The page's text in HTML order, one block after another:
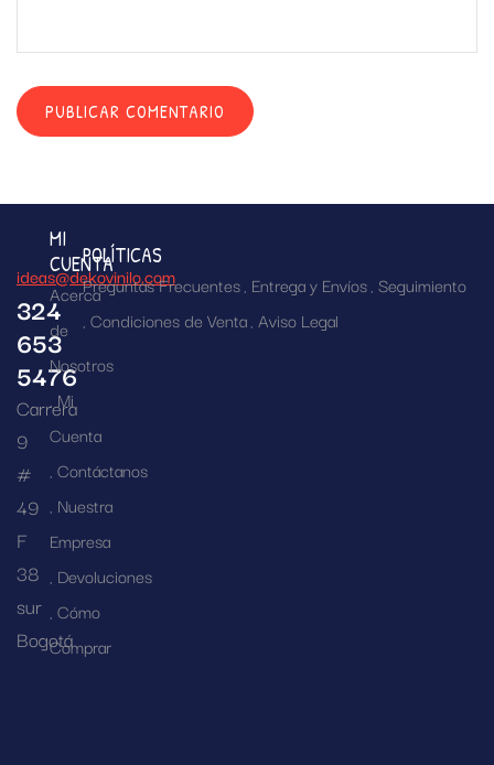
ideas@dekovinilo.com
324
653
5476
Carrera
9
#
49
F
38
sur
Bogotá
MI
CUENTA
Acerca
de
Nosotros
Mi
Cuenta
Contáctanos
Nuestra
Empresa
Devoluciones
Cómo
Comprar
POLÍTICAS
Preguntas Frecuentes Entrega y Envíos Seguimiento
Condiciones de Venta Aviso Legal